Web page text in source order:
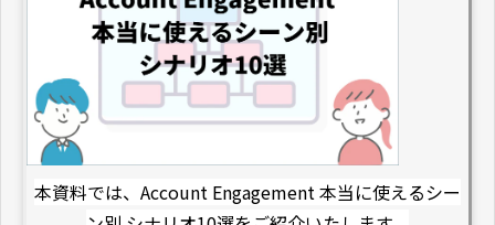
本資料では、Account Engagement 本当に使えるシー